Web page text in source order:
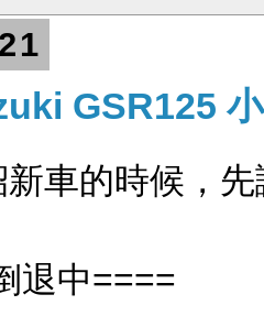
GSR125
車的時候，
退中====